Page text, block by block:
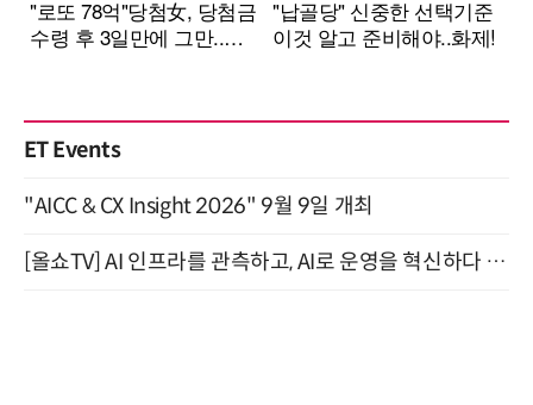
ET Events
"AICC & CX Insight 2026" 9월 9일 개최
[올쇼TV] AI 인프라를 관측하고, AI로 운영을 혁신하다 (8월 11일 생방송)